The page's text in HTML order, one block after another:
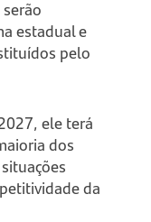
estadual e
pelo
ele terá
dos
da